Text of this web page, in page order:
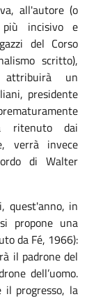
all'autore (o
più incisivo e
del Corso
scritto),
attribuirà un
presidente
ritenuto dai
verrà invece
di Walter
quest'anno, in
propone una
da Fé, 1966):
il padrone del
dell’uomo.
progresso, la